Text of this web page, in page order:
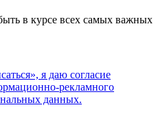
в курсе всех самых важных
я даю согласие
рекламного
данных.